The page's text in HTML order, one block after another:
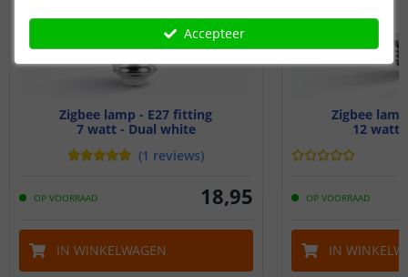
Zigbee lamp - E27 fitting
7 watt - Dual white
(1 reviews)
OP VOORRAAD 18,95
IN WINKELWAGEN
Zigbee
12 watt
OP VOORRAAD
IN
Accepteer